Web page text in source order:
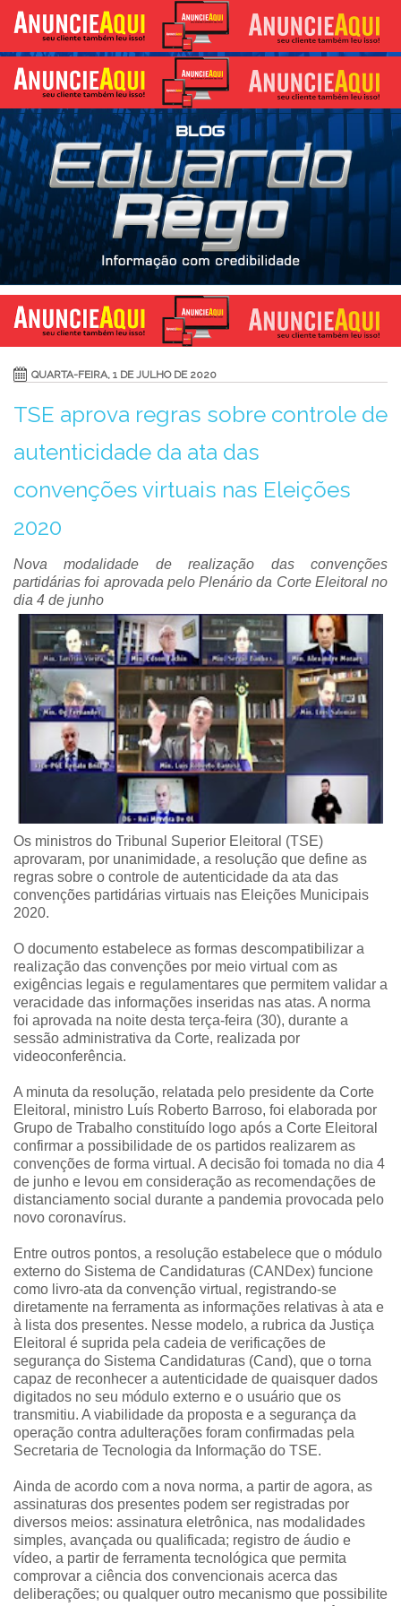
QUARTA-FEIRA, 1 DE JULHO DE 2020
TSE aprova regras sobre controle de
autenticidade da ata das
convenções virtuais nas Eleições
2020
Nova modalidade de realização das convenções
partidárias foi aprovada pelo Plenário da Corte Eleitoral no
dia 4 de junho
Os ministros do Tribunal Superior Eleitoral (TSE)
aprovaram, por unanimidade, a resolução que define as
regras sobre o controle de autenticidade da ata das
convenções partidárias virtuais nas Eleições Municipais
2020.
O documento estabelece as formas descompatibilizar a
realização das convenções por meio virtual com as
exigências legais e regulamentares que permitem validar a
veracidade das informações inseridas nas atas. A norma
foi aprovada na noite desta terça-feira (30), durante a
sessão administrativa da Corte, realizada por
videoconferência.
A minuta da resolução, relatada pelo presidente da Corte
Eleitoral, ministro Luís Roberto Barroso, foi elaborada por
Grupo de Trabalho constituído logo após a Corte Eleitoral
confirmar a possibilidade de os partidos realizarem as
convenções de forma virtual. A decisão foi tomada no dia 4
de junho e levou em consideração as recomendações de
distanciamento social durante a pandemia provocada pelo
novo coronavírus.
Entre outros pontos, a resolução estabelece que o módulo
externo do Sistema de Candidaturas (CANDex) funcione
como livro-ata da convenção virtual, registrando-se
diretamente na ferramenta as informações relativas à ata e
à lista dos presentes. Nesse modelo, a rubrica da Justiça
Eleitoral é suprida pela cadeia de verificações de
segurança do Sistema Candidaturas (Cand), que o torna
capaz de reconhecer a autenticidade de quaisquer dados
digitados no seu módulo externo e o usuário que os
transmitiu. A viabilidade da proposta e a segurança da
operação contra adulterações foram confirmadas pela
Secretaria de Tecnologia da Informação do TSE.
Ainda de acordo com a nova norma, a partir de agora, as
assinaturas dos presentes podem ser registradas por
diversos meios: assinatura eletrônica, nas modalidades
simples, avançada ou qualificada; registro de áudio e
vídeo, a partir de ferramenta tecnológica que permita
comprovar a ciência dos convencionais acerca das
deliberações; ou qualquer outro mecanismo que possibilite